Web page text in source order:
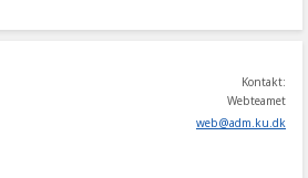
Kontakt:
Webteamet
web@adm.ku.dk